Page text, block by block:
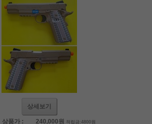
상세보기
상품가 : 240,000원 적립금:4800원